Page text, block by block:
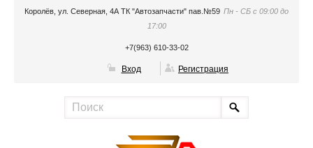
Королёв, ул. Северная, 4А ТК "Автозапчасти" пав.№59 Пн - СБ с 09:00 до
17:00
+7(963) 610-33-02
Вход Регистрация